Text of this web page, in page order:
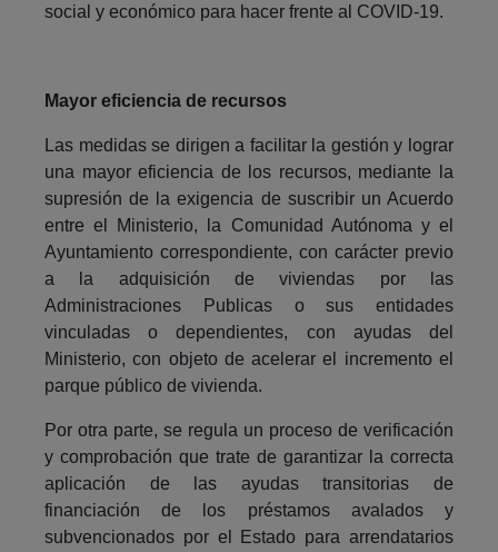
social y económico para hacer frente al COVID-19.
Mayor eficiencia de recursos
Las medidas se dirigen a facilitar la gestión y lograr
una mayor eficiencia de los recursos, mediante la
supresión de la exigencia de suscribir un Acuerdo
entre el Ministerio, la Comunidad Autónoma y el
Ayuntamiento correspondiente, con carácter previo
a la adquisición de viviendas por las
Administraciones Publicas o sus entidades
vinculadas o dependientes, con ayudas del
Ministerio, con objeto de acelerar el incremento el
parque público de vivienda.
Por otra parte, se regula un proceso de verificación
y comprobación que trate de garantizar la correcta
aplicación de las ayudas transitorias de
financiación de los préstamos avalados y
subvencionados por el Estado para arrendatarios